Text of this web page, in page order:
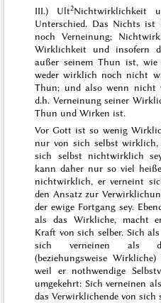
III.) Ult2Nichtwirklichkeit
Unterschied. Das Nichts ist
noch Verneinung;
Wirklichkeit und insofern
außer seinem Thun ist, wie
weder wirklich noch nicht
Thun; und also wenn nicht
d.h. Verneinung seiner
Thun und Wirken ist.
Vor Gott ist so wenig
nur von sich selbst
sich selbst nichtwirklich
kann daher nur so viel
nichtwirklich, er verneint
den Ansatz zur
der ewige Fortgang sey.
als das Wirkliche, macht
Kraft von sich selber. Sich
sich verneinen als
(beziehungsweise
weil er nothwendige
umgekehrt: Sich verneinen
das Verwirklichende von sich